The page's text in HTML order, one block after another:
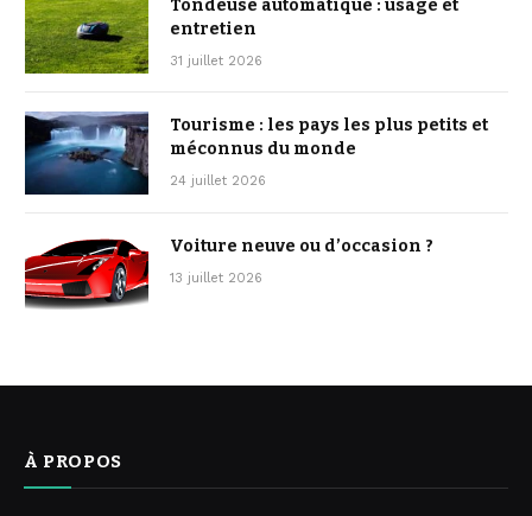
Tondeuse automatique : usage et
entretien
31 juillet 2026
Tourisme : les pays les plus petits et
méconnus du monde
24 juillet 2026
Voiture neuve ou d’occasion ?
13 juillet 2026
À PROPOS